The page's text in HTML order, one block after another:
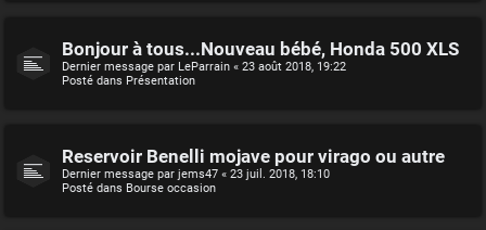
Bonjour à tous...Nouveau bébé, Honda 500 XLS
Dernier message par LeParrain « 23 août 2018, 19:22
Posté dans Présentation
Reservoir Benelli mojave pour virago ou autre
Dernier message par jems47 « 23 juil. 2018, 18:10
Posté dans Bourse occasion